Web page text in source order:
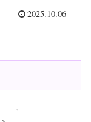
賛押し活2025.10.06